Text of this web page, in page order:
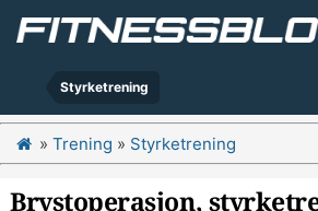
Styrketrening
» Trening » Styrketrening
Brystoperasjon,